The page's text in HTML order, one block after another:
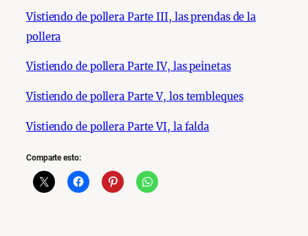
Vistiendo de pollera Parte III, las prendas de la
pollera
Vistiendo de pollera Parte IV, las peinetas
Vistiendo de pollera Parte V, los tembleques
Vistiendo de pollera Parte VI, la falda
Comparte esto: